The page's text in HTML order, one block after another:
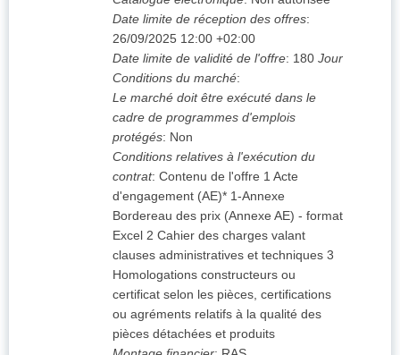
Date limite de réception des offres:
26/09/2025 12:00 +02:00
Date limite de validité de l'offre: 180 Jour
Conditions du marché:
Le marché doit être exécuté dans le
cadre de programmes d'emplois
protégés: Non
Conditions relatives à l'exécution du
contrat: Contenu de l'offre 1 Acte
d'engagement (AE)* 1-Annexe
Bordereau des prix (Annexe AE) - format
Excel 2 Cahier des charges valant
clauses administratives et techniques 3
Homologations constructeurs ou
certificat selon les pièces, certifications
ou agréments relatifs à la qualité des
pièces détachées et produits